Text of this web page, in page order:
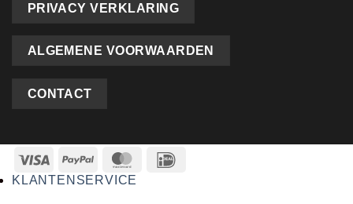
PRIVACY VERKLARING
ALGEMENE VOORWAARDEN
CONTACT
KLANTENSERVICE